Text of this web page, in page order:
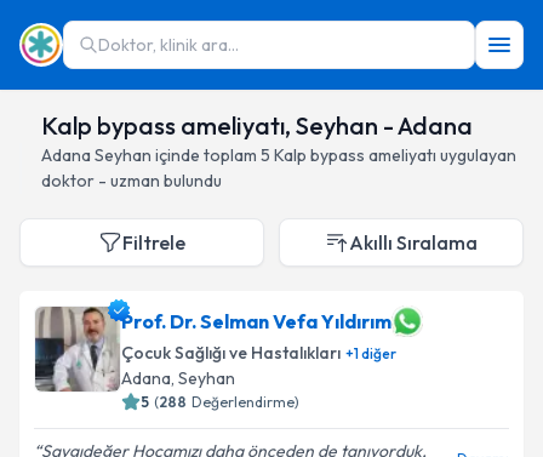
Doktor, klinik ara...
Kalp bypass ameliyatı, Seyhan - Adana
Adana Seyhan içinde toplam 5 Kalp bypass ameliyatı uygulayan
doktor - uzman bulundu
Filtrele Akıllı Sıralama
Prof. Dr. Selman Vefa Yıldırım
Çocuk Sağlığı ve Hastalıkları +1diğer
Adana, Seyhan
5 (288 Değerlendirme)
Saygıdeğer Hocamızı daha önceden de tanıyorduk,